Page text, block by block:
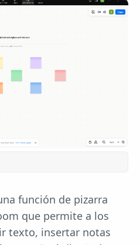
función de pizarra
que permite a los
texto, insertar notas